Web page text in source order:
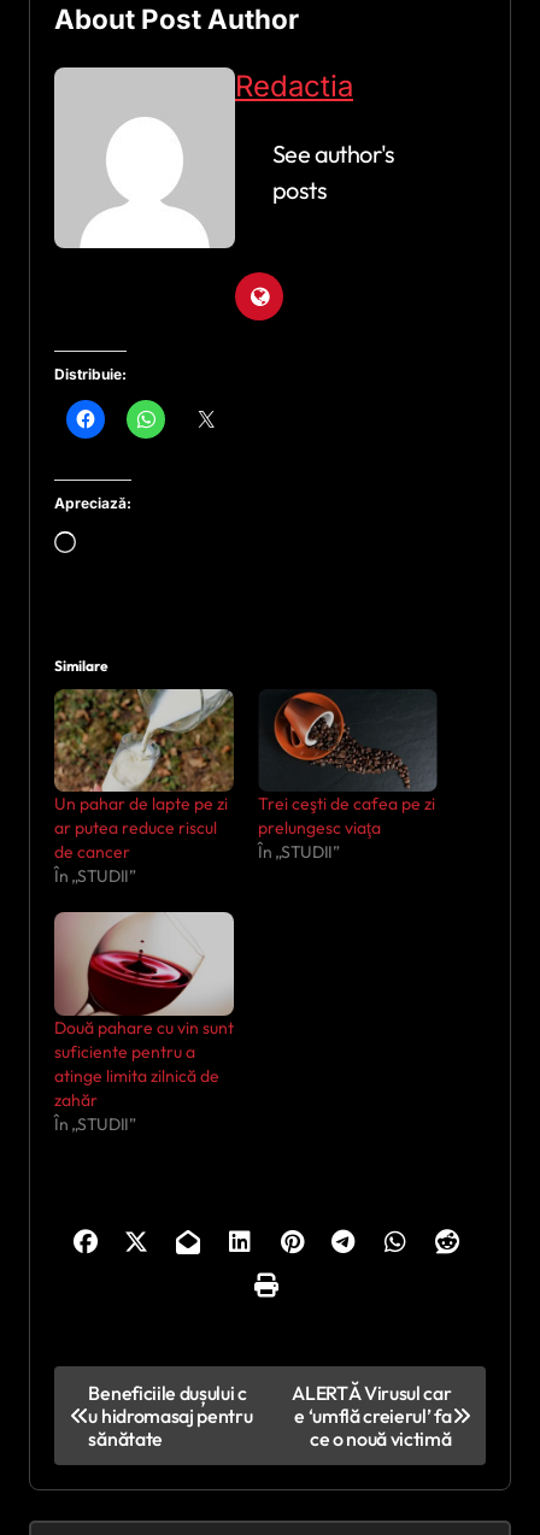
About Post Author
Redactia
See author's
posts
Distribuie:
Apreciază:
Încarc...
Similare
Un pahar de lapte pe zi
ar putea reduce riscul
de cancer
În „STUDII”
Trei ceşti de cafea pe zi
prelungesc viaţa
În „STUDII”
Două pahare cu vin sunt
suficiente pentru a
atinge limita zilnică de
zahăr
În „STUDII”
v
Beneficiile dușului c
u hidromasaj pentru
sănătate
ALERTĂ Virusul car
e ‘umflă creierul’ fa
ce o nouă victimă